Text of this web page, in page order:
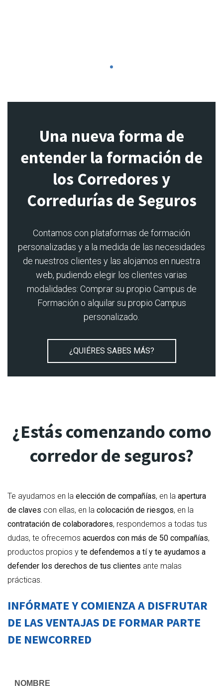
Una nueva forma de
entender la formación de
los Corredores y
Corredurías de Seguros
Contamos con plataformas de formación
personalizadas y a la medida de las necesidades
de nuestros clientes y las alojamos en nuestra
web, pudiendo elegir los clientes varias
modalidades: Comprar su propio Campus de
Formación o alquilar su propio Campus
personalizado.
¿QUIÉRES SABES MÁS?
¿Estás comenzando como
corredor de seguros?
Te ayudamos en la elección de compañías, en la apertura
de claves con ellas, en la colocación de riesgos, en la
contratación de colaboradores, respondemos a todas tus
dudas, te ofrecemos acuerdos con más de 50 compañías,
productos propios y te defendemos a tí y te ayudamos a
defender los derechos de tus clientes ante malas
prácticas.
INFÓRMATE Y COMIENZA A DISFRUTAR
DE LAS VENTAJAS DE FORMAR PARTE
DE NEWCORRED